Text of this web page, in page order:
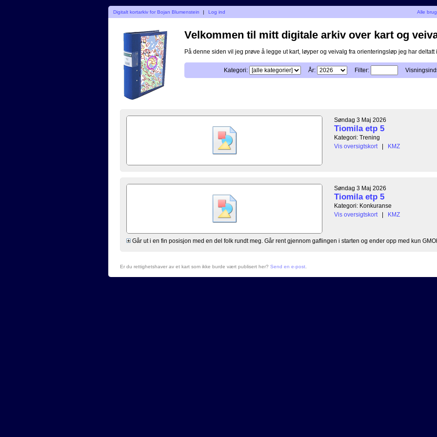
Digitalt kortarkiv for Bojan Blumenstein | Log ind Alle
Velkommen til mitt digitale arkiv over kart og
På denne siden vil jeg prøve å legge ut kart, løyper og veivalg fra orienteringsløp jeg har deltatt i.
Kategori: År: Filter:
Søndag 3 Maj 2026
Tiomila etp 5
Kategori: Trening
Vis oversigtskort
| KMZ
Søndag 3 Maj 2026
Tiomila etp 5
Kategori: Konkuranse
Vis oversigtskort
| KMZ
Går ut i en fin posisjon med en del folk rundt meg. Går rent gjennom gaflingen i starten og ender opp med kun
Er du rettighetshaver av et kart som ikke burde vært publisert her? Send en e-post